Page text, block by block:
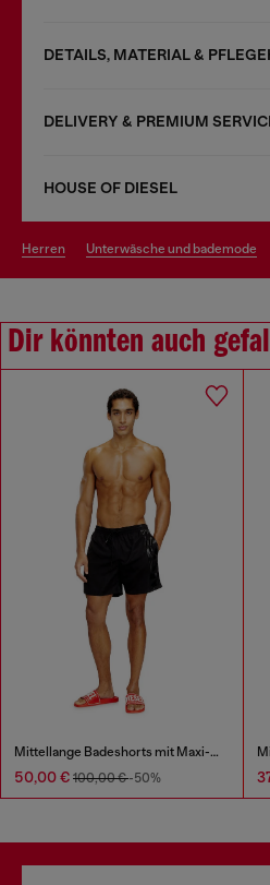
DETAILS, MATERIAL &
DELIVERY & PREMIUM
HOUSE OF DIESEL
herren unterwäsche und bademode
Dir könnten auch
Mittellange Badeshorts mit Maxi-Logo
50,00 € 100,00 €-50%